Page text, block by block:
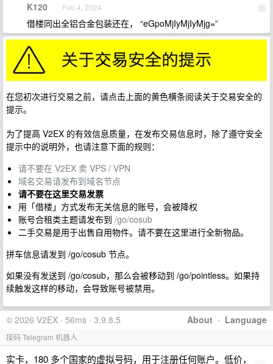
1
K120 Feb 4, 2024
借楼同出全铝合金包装还在， “eGpoMjIyMjIyMjg=”
在您初次进行交易之前，请点击上面的黄色横条阅读关于交易安全的
提示。
为了提高 V2EX 的有效信息质量，在发布交易信息时，除了遵守安全
提示中的说明外，也请注意下面的规则：
请不要在 V2EX 卖 VPS / VPN
域名交易请发布到域名节点
请不要在这里交易发票
用「借楼」方式发布无关信息的账号，会被降权
账号合租类主题请发布到 /go/cosub
二手交易是用于出售自用物件。请不要在这里进行全新物品。
拼车信息请发到 /go/cosub 节点。
如果没有发送到 /go/cosub，那么会被移动到 /go/pointless。如果持
续触发这样的移动，会导致账号被禁用。
About · Language
© 2026 V2EX · 56ms · 3.9.8.5
接码 Telegram 机器人
实卡，180 多个国家的虚拟号码，用于注册任何账户。低价，